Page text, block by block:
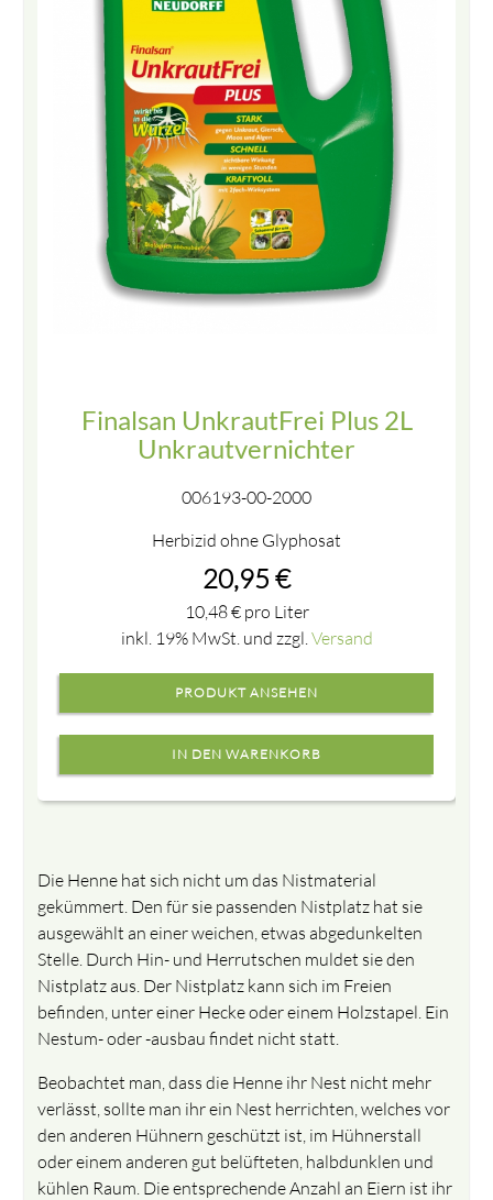
Finalsan UnkrautFrei Plus 2L
Unkrautvernichter
006193-00-2000
Herbizid ohne Glyphosat
20,95 €
10,48€pro Liter
inkl. 19% MwSt. und zzgl. Versand
PRODUKT ANSEHEN
Die Henne hat sich nicht um das Nistmaterial
gekümmert. Den für sie passenden Nistplatz hat sie
ausgewählt an einer weichen, etwas abgedunkelten
Stelle. Durch Hin- und Herrutschen muldet sie den
Nistplatz aus. Der Nistplatz kann sich im Freien
befinden, unter einer Hecke oder einem Holzstapel. Ein
Nestum- oder -ausbau findet nicht statt.
Beobachtet man, dass die Henne ihr Nest nicht mehr
verlässt, sollte man ihr ein Nest herrichten, welches vor
den anderen Hühnern geschützt ist, im Hühnerstall
oder einem anderen gut belüfteten, halbdunklen und
kühlen Raum. Die entsprechende Anzahl an Eiern ist ihr